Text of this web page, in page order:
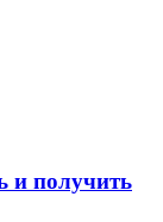
и получить